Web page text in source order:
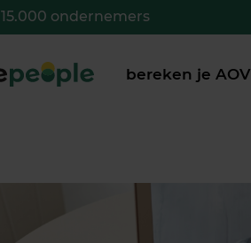
15.000 ondernemers
bereken je AOV